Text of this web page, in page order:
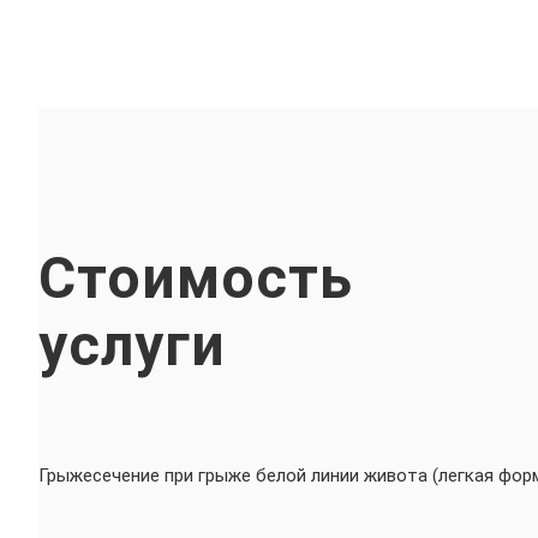
Стоимость
услуги
Грыжесечение при грыже белой линии живота (легкая